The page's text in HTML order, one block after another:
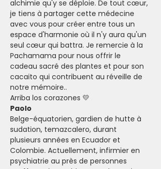
alchimie qu'y se déploie. De tout cœur,
je tiens à partager cette médecine
avec vous pour créer entre tous un
espace d'harmonie où il n'y aura qu'un
seul cœur qui battra. Je remercie à la
Pachamama pour nous offrir le
cadeau sacré des plantes et pour son
cacaito qui contribuent au réveille de
notre mémoire..
Arriba los corazones 💛
Paolo
Belge-équatorien, gardien de hutte à
sudation, temazcalero, durant
plusieurs années en Ecuador et
Colombie. Actuellement, infirmier en
psychiatrie au près de personnes